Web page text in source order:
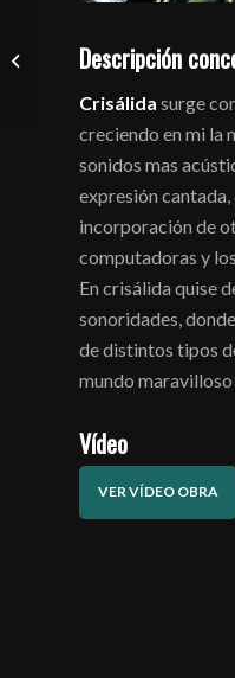
Descripción
Crisálida surge
creciendo en mi la
sonidos mas
expresión
incorporación de
computadoras y
En crisálida quise
sonoridades,
de distintos tipos
mundo maravilloso
Vídeo
VER VÍDEO OBRA
CUADROS SONOROS